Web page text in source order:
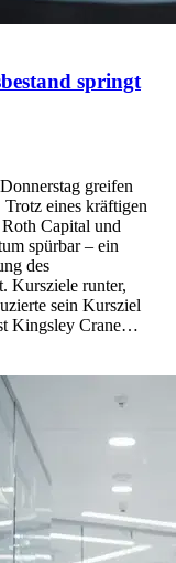
springt
greifen
eines kräftigen
Capital und
spürbar – ein
des
Kursziele runter,
sein Kursziel
Kingsley Crane…